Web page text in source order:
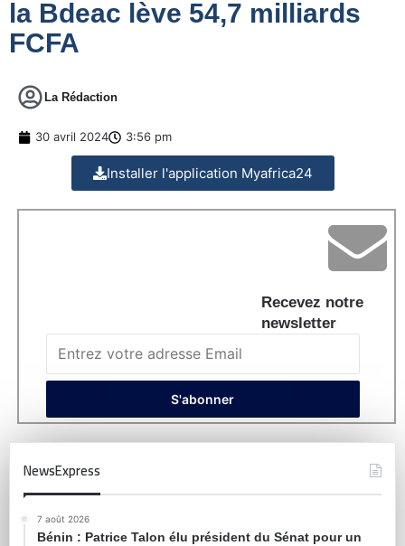
la Bdeac lève 54,7 milliards
FCFA
La Rédaction
30 avril 2024 3:56 pm
Installer l'application Myafrica24
Recevez notre
newsletter
NewsExpress
7 août 2026
Bénin : Patrice Talon élu président du Sénat pour un